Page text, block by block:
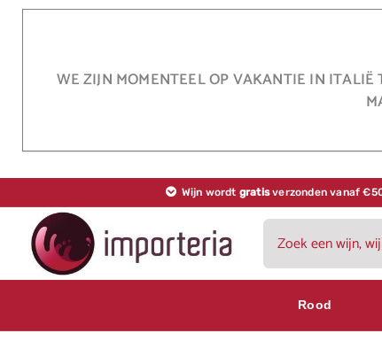
WE ZIJN MOMENTEEL OP VAKANTIE IN ITALIË
Wijn wordt gratisverzonden vanaf
Zoeken
naar:
Rood